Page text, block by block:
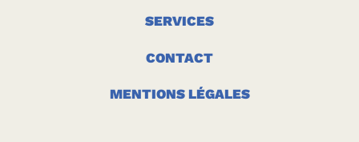
SERVICES
CONTACT
MENTIONS LÉGALES